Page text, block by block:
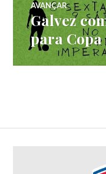
AVANÇAR
Galvez
para Copa